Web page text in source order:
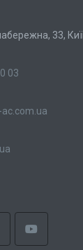
33,
03